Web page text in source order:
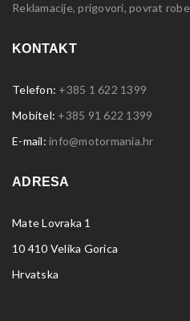
Reklamacije, prigovori, povrat robe
KONTAKT
Telefon: +385 1 622 1399
Mobitel: +385 91 622 1399
E-mail: info@motormania.hr
ADRESA
Mate Lovraka 1
10 410 Velika Gorica
Hrvatska